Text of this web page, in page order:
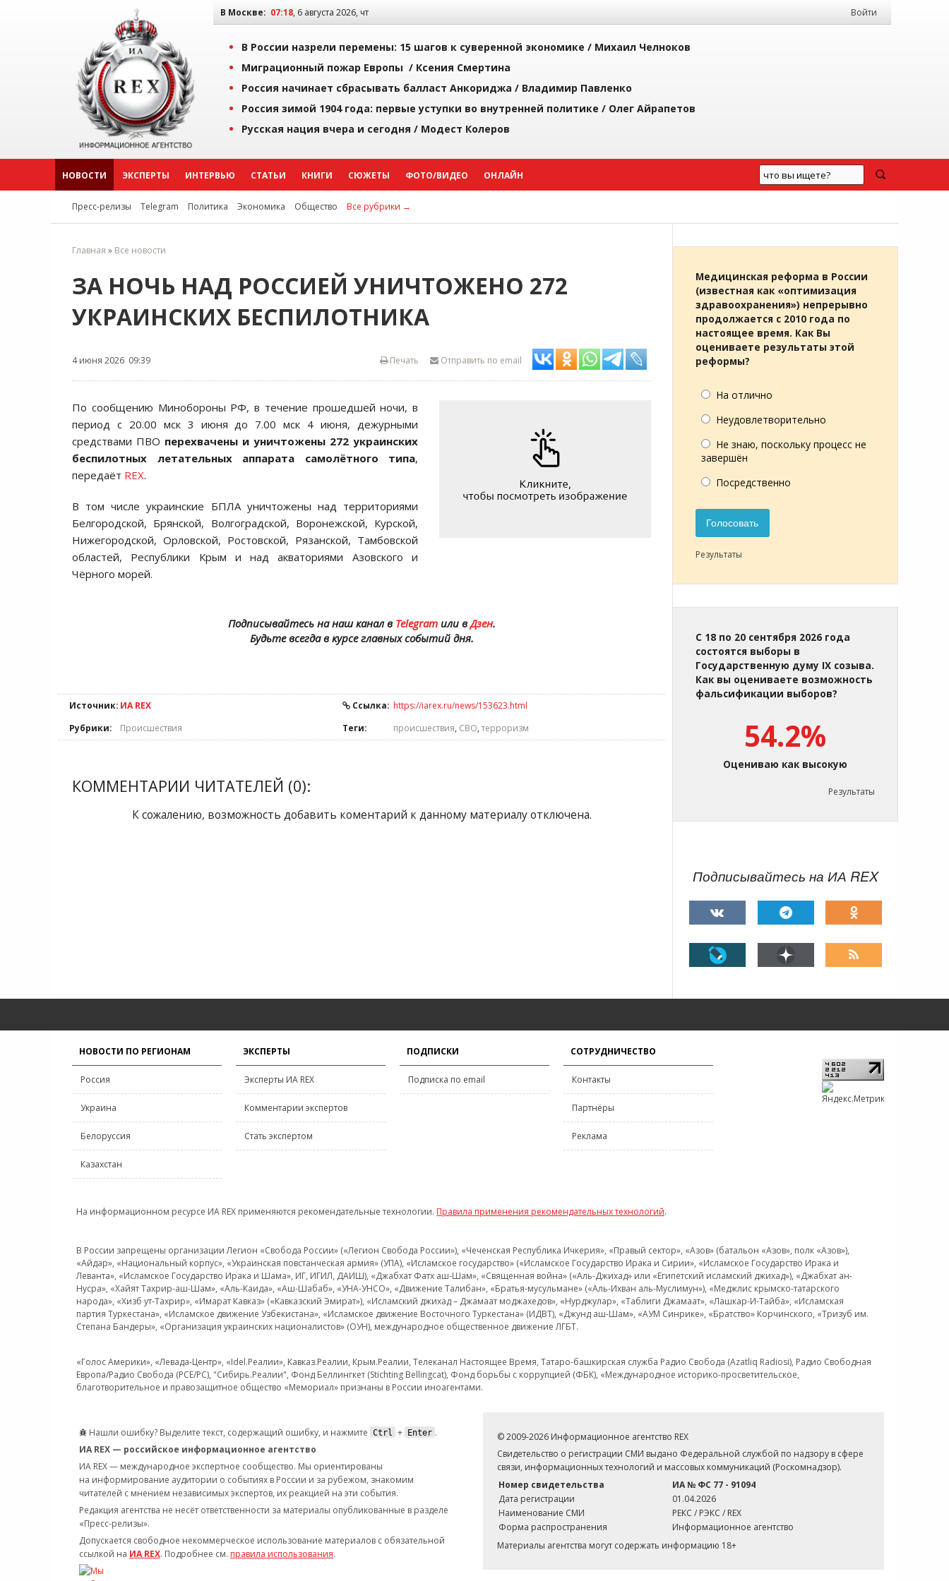
В Москве: 07:18, 6 августа 2026, чт Войти
В России назрели перемены: 15 шагов к суверенной экономике / Михаил Челноков
Миграционный пожар Европы / Ксения Смертина
Россия начинает сбрасывать балласт Анкориджа / Владимир Павленко
Россия зимой 1904 года: первые уступки во внутренней политике / Олег Айрапетов
Русская нация вчера и сегодня / Модест Колеров
НОВОСТИ ЭКСПЕРТЫ ИНТЕРВЬЮ СТАТЬИ КНИГИ СЮЖЕТЫ ФОТО/ВИДЕО ОНЛАЙН
Пресс-релизы Telegram Политика Экономика Общество Все рубрики →
Главная » Все новости
ЗА НОЧЬ НАД РОССИЕЙ УНИЧТОЖЕНО 272
УКРАИНСКИХ БЕСПИЛОТНИКА
4 июня 2026 09:39 Отправить по email
Печать
По сообщению Минобороны РФ, в течение прошедшей ночи, в
период с 20.00 мск 3 июня до 7.00 мск 4 июня, дежурными
средствами ПВО перехвачены и уничтожены 272 украинских
беспилотных летательных аппарата самолётного типа,
передаёт REX.
В том числе украинские БПЛА уничтожены над территориями
Белгородской, Брянской, Волгоградской, Воронежской, Курской,
Нижегородской, Орловской, Ростовской, Рязанской, Тамбовской
областей, Республики Крым и над акваториями Азовского и
Чёрного морей.
Подписывайтесь на наш канал в Telegramили вДзен.
Будьте всегда в курсе главных событий дня.
Источник: ИА REX Ссылка: https://iarex.ru/news/153623.html
Рубрики:
Происшествия Теги: происшествия, СВО, терроризм
КОММЕНТАРИИ ЧИТАТЕЛЕЙ (0):
К сожалению, возможность добавить коментарий к данному материалу отключена.
Медицинская реформа в России
(известная как «оптимизация
здравоохранения») непрерывно
продолжается с 2010 года по
настоящее время. Как Вы
оцениваете результаты этой
реформы?
На отлично
Неудовлетворительно
Не знаю, поскольку процесс не
завершён
Посредственно
Голосовать
Результаты
С 18 по 20 сентября 2026 года
состоятся выборы в
Государственную думу IX созыва.
Как вы оцениваете возможность
фальсификации выборов?
54.2%
Оцениваю как высокую
Результаты
Подписывайтесь на ИА REX
НОВОСТИ ПО РЕГИОНАМ
Россия
Украина
Белоруссия
Казахстан
ЭКСПЕРТЫ
Эксперты ИА REX
Комментарии экспертов
Стать экспертом
ПОДПИСКИ
Подписка по email
СОТРУДНИЧЕСТВО
Контакты
Партнёры
Реклама
На информационном ресурсе ИА REX применяются рекомендательные технологии. Правила применения рекомендательных технологий.
В России запрещены организации Легион «Свобода России» («Легион Свобода России»), «Чеченская Республика Ичкерия», «Правый сектор», «Азов» (батальон «Азов», полк «Азов»),
«Айдар», «Национальный корпус», «Украинская повстанческая армия» (УПА), «Исламское государство» («Исламское Государство Ирака и Сирии», «Исламское Государство Ирака и
Леванта», «Исламское Государство Ирака и Шама», ИГ, ИГИЛ, ДАИШ), «Джабхат Фатх аш-Шам», «Священная война» («Аль-Джихад» или «Египетский исламский джихад»), «Джабхат ан-
Нусра», «Хайят Тахрир-аш-Шам», «Аль-Каида», «Аш-Шабаб», «УНА-УНСО», «Движение Талибан», «Братья-мусульмане» («Аль-Ихван аль-Муслимун»), «Меджлис крымско-татарского
народа», «Хизб ут-Тахрир», «Имарат Кавказ» («Кавказский Эмират»), «Исламский джихад – Джамаат моджахедов», «Нурджулар», «Таблиги Джамаат», «Лашкар-И-Тайба», «Исламская
партия Туркестана», «Исламское движение Узбекистана», «Исламское движение Восточного Туркестана» (ИДВТ), «Джунд аш-Шам», «АУМ Синрике», «Братство» Корчинского, «Тризуб им.
Степана Бандеры», «Организация украинских националистов» (ОУН), международное общественное движение ЛГБТ.
«Голос Америки», «Левада-Центр», «Idel.Реалии», Кавказ.Реалии, Крым.Реалии, Телеканал Настоящее Время, Татаро-башкирская служба Радио Свобода (Azatliq Radiosi), Радио Свободная
Европа/Радио Свобода (PCE/PC), "Сибирь.Реалии", Фонд Беллингкет (Stichting Bellingcat), Фонд борьбы с коррупцией (ФБК), «Международное историко-просветительское,
благотворительное и правозащитное общество «Мемориал» признаны в России иноагентами.
Нашли ошибку? Выделите текст, содержащий ошибку, и нажмите Ctrl + Enter .
ИА REX — российское информационное агентство
ИА REX — международное экспертное сообщество. Мы ориентированы
на информирование аудитории о событиях в России и за рубежом, знакомим
читателей с мнением независимых экспертов, их реакцией на эти события.
Редакция агентства не несёт ответственности за материалы опубликованные в разделе
«Пресс-релизы».
Допускается свободное некоммерческое использование материалов с обязательной
ссылкой на ИА REX. Подробнее см. правила использования.
© 2009-2026 Информационное агентство REX
Свидетельство о регистрации СМИ выдано Федеральной службой по надзору в сфере
связи, информационных технологий и массовых коммуникаций (Роскомнадзор).
Номер свидетельства
ИА № ФС 77 - 91094
Дата регистрации
01.04.2026
Наименование СМИ
РЕКС / РЭКС / REX
Форма распространения
Информационное агентство
Материалы агентства могут содержать информацию 18+